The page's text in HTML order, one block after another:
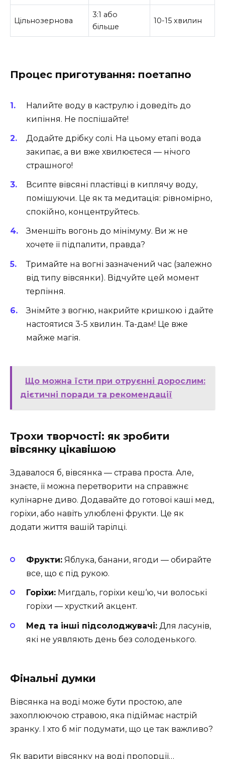
Цільнозернова
3:1 або
більше
10-15 хвилин
Процес приготування: поетапно
Налийте воду в каструлю і доведіть до
кипіння. Не поспішайте!
Додайте дрібку солі. На цьому етапі вода
закипає, а ви вже хвилюєтеся — нічого
страшного!
Всипте вівсяні пластівці в киплячу воду,
помішуючи. Це як та медитація: рівномірно,
спокійно, концентруйтесь.
Зменшіть вогонь до мінімуму. Ви ж не
хочете її підпалити, правда?
Тримайте на вогні зазначений час (залежно
від типу вівсянки). Відчуйте цей момент
терпіння.
Знімйте з вогню, накрийте кришкою і дайте
настоятися 3-5 хвилин. Та-дам! Це вже
майже магія.
Що можна їсти при отруєнні дорослим:
дієтичні поради та рекомендації
Трохи творчості: як зробити
вівсянку цікавішою
Здавалося б, вівсянка — страва проста. Але,
знаєте, її можна перетворити на справжнє
кулінарне диво. Додавайте до готової каші мед,
горіхи, або навіть улюблені фрукти. Це як
додати життя вашій тарілці.
Фрукти: Яблука, банани, ягоди — обирайте
все, що є під рукою.
Горіхи: Мигдаль, горіхи кеш‘ю, чи волоські
горіхи — хрусткий акцент.
Мед та інші підсолоджувачі: Для ласунів,
які не уявляють день без солоденького.
Фінальні думки
Вівсянка на воді може бути простою, але
захоплюючою стравою, яка підіймає настрій
зранку. І хто б міг подумати, що це так важливо?
Як варити вівсянку на воді пропорції…